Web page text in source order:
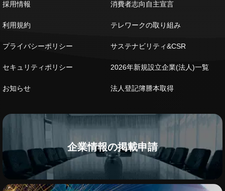
採用情報
利用規約
プライバシーポリシー
セキュリティポリシー
お知らせ
消費者志向自主宣言
テレワークの取り組み
サステナビリティ&CSR
2026年新規設立企業(法人)一覧
法人登記簿謄本取得
企業情報の掲載申請